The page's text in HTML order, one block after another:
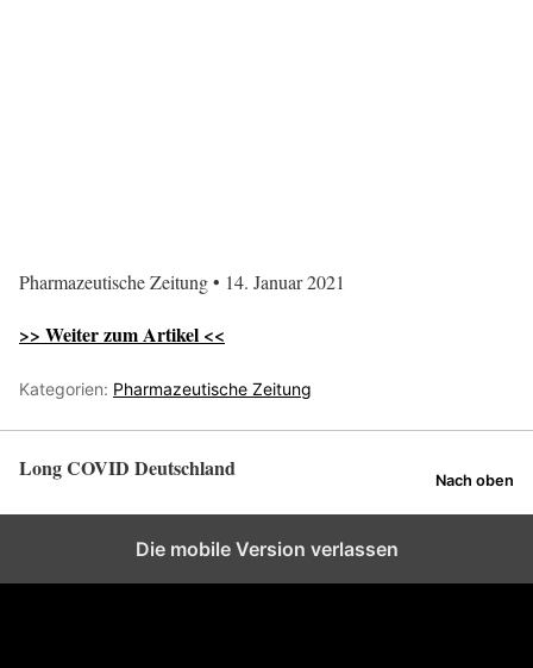
Pharmazeutische Zeitung • 14. Januar 2021
>> Weiter zum Artikel <<
Kategorien: Pharmazeutische Zeitung
Long COVID Deutschland Nach oben
Die mobile Version verlassen